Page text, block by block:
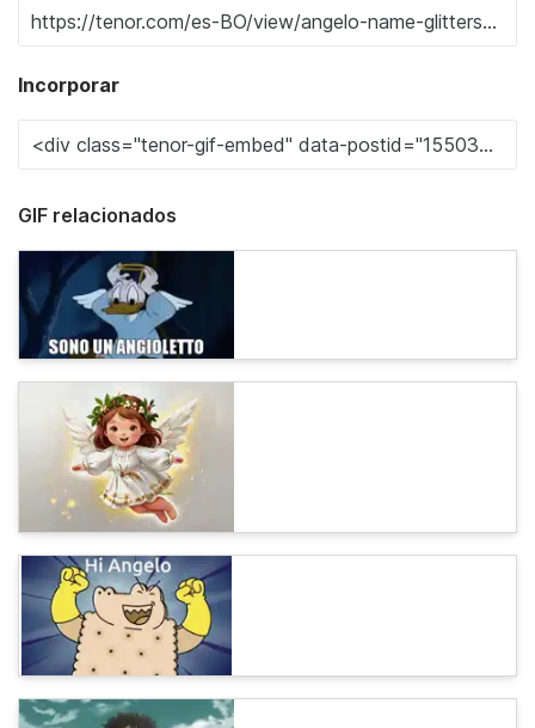
Incorporar
GIF relacionados